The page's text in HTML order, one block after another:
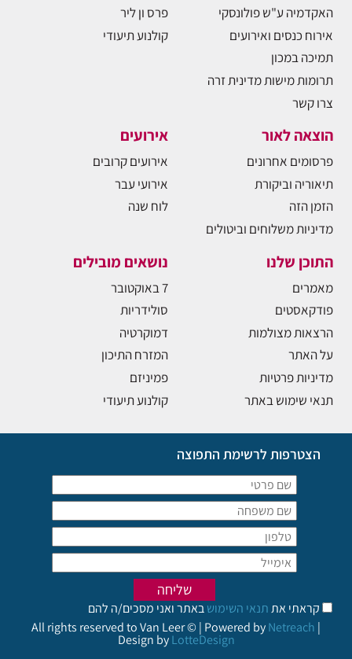
האקדמיה ע"ש פולונסקי
אירוח כנסים ואירועים
תמיכה במכון
תרומות מישות מדינית זרה
צרו קשר
פרס ון ליר
קולנוע תיעודי
הוצאה לאור
פרסומים אחרונים
תיאוריה וביקורת
הזמן הזה
מדיניות משלוחים וביטולים
אירועים
אירועים קרובים
אירועי עבר
לוח שנה
התוכן שלנו
מאמרים
פודקאסטים
הרצאות מצולמות
על האתר
מדיניות פרטיות
תנאי שימוש באתר
נושאים מובילים
7 באוקטובר
סולידריות
דמוקרטיה
המזרח התיכון
פמיניזם
קולנוע תיעודי
הצטרפות לרשימת התפוצה
קראתי אתתנאי השימושבאתר ואני מסכים/ה להם
All rights reserved to Van Leer © | Powered byNetreach |
Design byLotteDesign